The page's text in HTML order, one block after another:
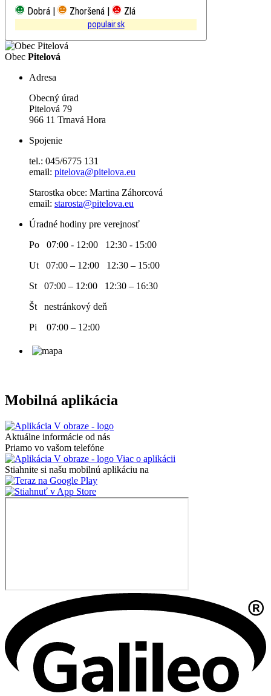
Dobrá |
Zhoršená | Zlá
populair.sk
Obec Pitelová
Adresa
Obecný úrad
Pitelová 79
966 11 Trnavá Hora
Spojenie
tel.: 045/6775 131
email: pitelova@pitelova.eu
Starostka obce: Martina Záhorcová
email: starosta@pitelova.eu
Úradné hodiny pre verejnosť
Po 07:00 - 12:00 12:30 - 15:00
Ut 07:00 – 12:00 12:30 – 15:00
St 07:00 – 12:00 12:30 – 16:30
Št nestránkový deň
Pi 07:00 – 12:00
Mobilná aplikácia
Aktuálne informácie od nás
Priamo vo vašom telefóne
Viac o aplikácii
Stiahnite si našu mobilnú aplikáciu na